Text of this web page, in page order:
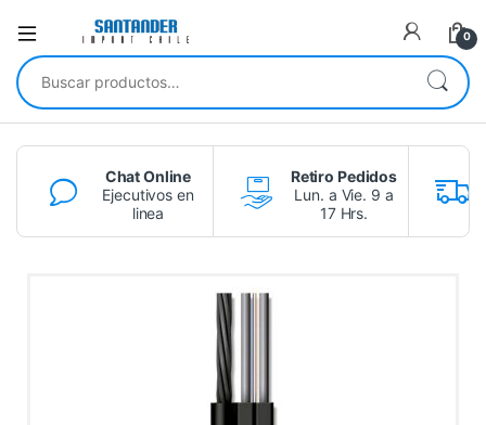
0
Chat Online
Ejecutivos en
linea
Retiro Pedidos
Lun. a Vie. 9 a
17 Hrs.